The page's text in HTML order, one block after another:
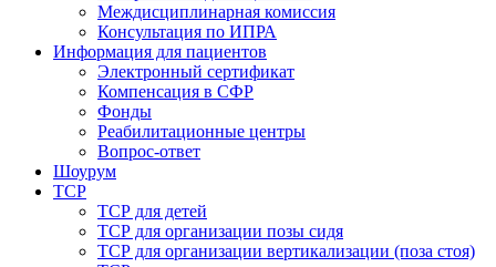
Междисциплинарная комиссия
Консультация по ИПРА
Информация для пациентов
Электронный сертификат
Компенсация в СФР
Фонды
Реабилитационные центры
Вопрос-ответ
Шоурум
ТСР
ТСР для детей
ТСР для организации позы сидя
ТСР для организации вертикализации (поза стоя)